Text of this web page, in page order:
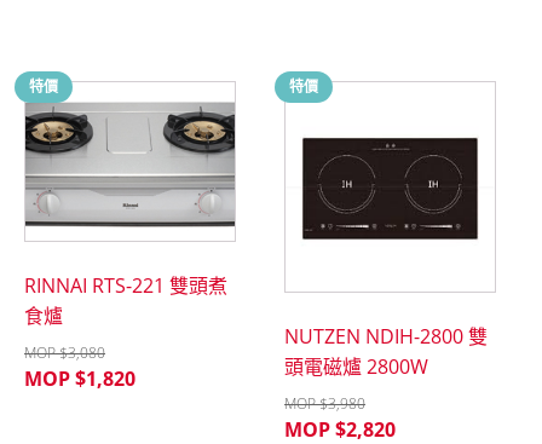
特價
RINNAI RTS-221 雙頭煮
食爐
MOP $3,080
MOP $1,820
特價
NUTZEN NDIH-2800 雙
頭電磁爐 2800W
MOP $3,980
MOP $2,820